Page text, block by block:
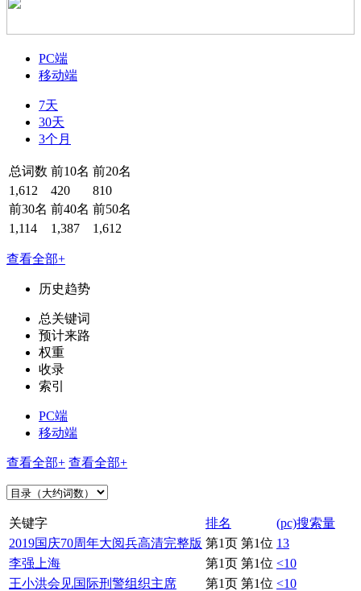
PC端
移动端
7天
30天
3个月
总词数 前10名 前20名
1,612
420
810
前30名 前40名 前50名
1,114
1,387 1,612
查看全部+
历史趋势
总关键词
预计来路
权重
收录
索引
PC端
移动端
查看全部+ 查看全部+
关键字 排名
(pc)搜索量
2019国庆70周年大阅兵高清完整版 第1页 第1位 13
李强上海
第1页 第1位 <10
王小洪会见国际刑警组织主席
第1页 第1位 <10